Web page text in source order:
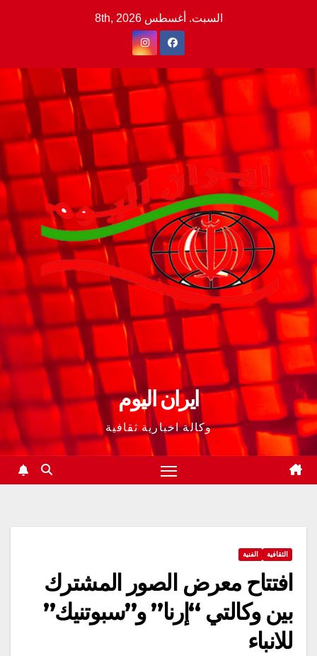
السبت. أغسطس 8th, 2026
ايران اليوم
وكالة اخبارية ثقافية
الثقافية الفنية
افتتاح معرض الصور المشترك
بين وكالتي “إرنا” و”سبوتنيك”
للانباء